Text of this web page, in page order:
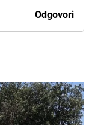
Odgovori